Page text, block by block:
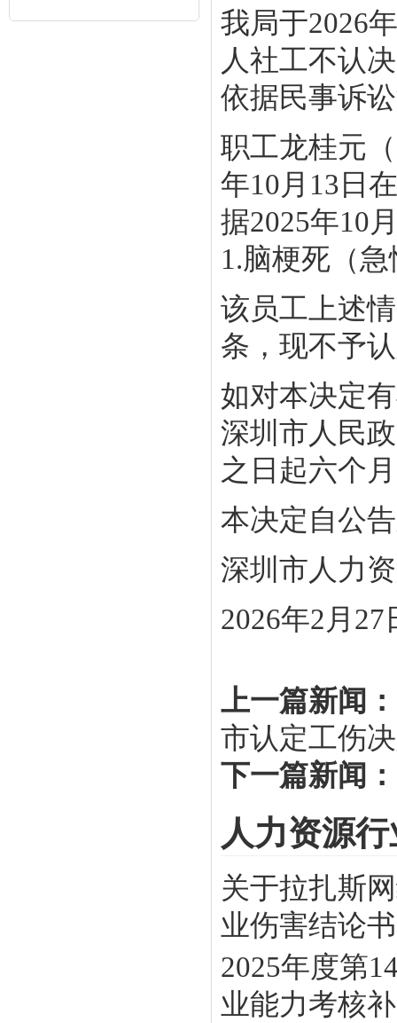
我局于2026
人社工不认
依据民事诉
职工龙桂元
年10月13日
据2025年10
1.脑梗死（
该员工上述
条，现不予
如对本决定
深圳市人民
之日起六个
本决定自公
深圳市人力
2026年2月27
上一篇新闻：
市认定工伤
下一篇新闻：
人力资源
关于拉扎斯
业伤害结论
2025年度第
业能力考核